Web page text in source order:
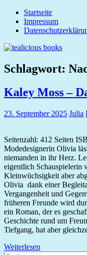
Zum
Inhalt
springen
tealicious
books
Startseite
Impressum
Schlagwort:
Kaley Moss –
23. September 2025 Julia
Seitenzahl: 412 Seiten
Modedesignerin Olivia
niemanden in ihr Herz.
eigentlich Schauspielerin
Kleinwüchsigkeit aber
Olivia dank einer
Vergangenheit und
früheren Freunde wird
ein Roman, der es
Geschichte rund um
Tiefgang, hat aber
Weiterlesen